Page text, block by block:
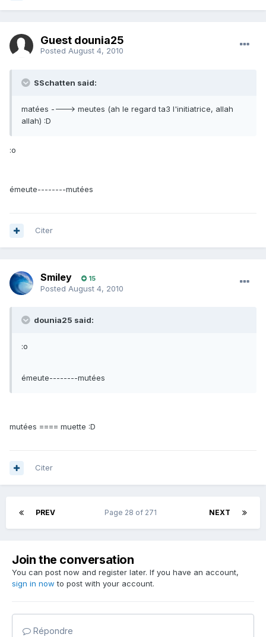
Guest dounia25
Posted August 4, 2010
SSchatten said:
matées ----> meutes (ah le regard ta3 l'initiatrice, allah
allah) :D
:o
émeute--------mutées
Citer
Smiley 15
Posted August 4, 2010
dounia25 said:
:o
émeute--------mutées
mutées ==== muette :D
Citer
PREV NEXT
Page 28 of 271
Join the conversation
You can post now and register later. If you have an account,
sign in now to post with your account.
Répondre